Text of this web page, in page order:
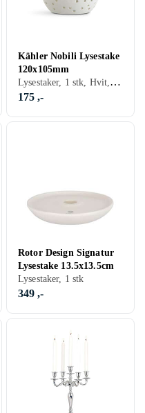
Kähler Nobili Lysestake
120x105mm
Lysestaker, 1 stk, Hvit, Grå/Antrasitt, Beige, Keramikk
175 ,-
Rotor Design Signatur
Lysestake 13.5x13.5cm
Lysestaker, 1 stk
349 ,-